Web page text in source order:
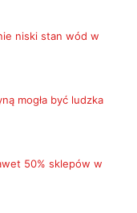
niski stan wód w
mogła być ludzka
50% sklepów w